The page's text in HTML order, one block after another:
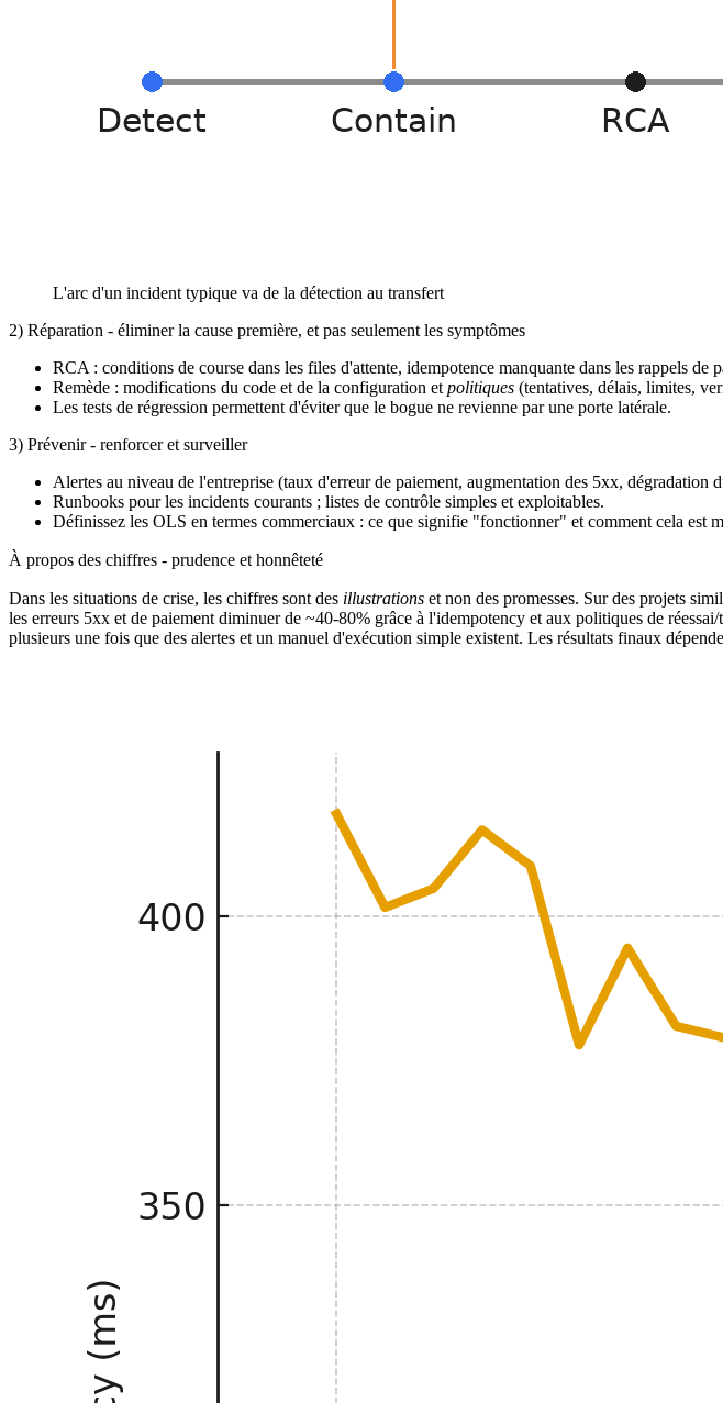
L'arc d'un incident typique va de la détection au transfert
2) Réparation - éliminer la cause première, et pas seulement les symptômes
RCA : conditions de course dans les files d'attente, idempotence manquante dans les rappels de
Remède : modifications du code et de la configuration et politiques (tentatives, délais, limites,
Les tests de régression permettent d'éviter que le bogue ne revienne par une porte latérale.
3) Prévenir - renforcer et surveiller
Alertes au niveau de l'entreprise (taux d'erreur de paiement, augmentation des 5xx, dégradation
Runbooks pour les incidents courants ; listes de contrôle simples et exploitables.
Définissez les OLS en termes commerciaux : ce que signifie "fonctionner" et comment cela est
À propos des chiffres - prudence et honnêteté
Dans les situations de crise, les chiffres sont des illustrations et non des promesses. Sur des projets
les erreurs 5xx et de paiement diminuer de ~40-80% grâce à l'idempotency et aux politiques de
plusieurs une fois que des alertes et un manuel d'exécution simple existent. Les résultats finaux